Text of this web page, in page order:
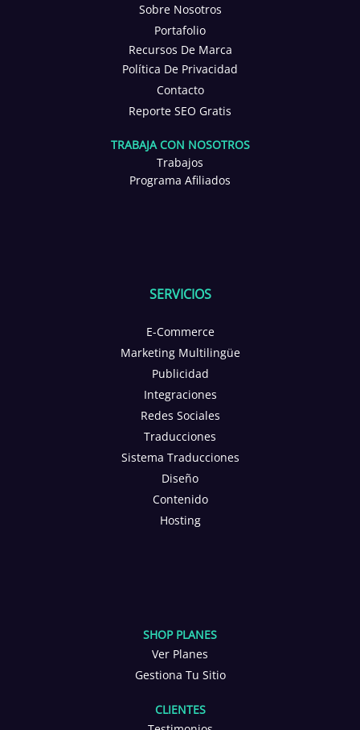
Sobre Nosotros
Portafolio
Recursos De Marca
Política De Privacidad
Contacto
Reporte SEO Gratis
TRABAJA CON NOSOTROS
Trabajos
Programa Afiliados
SERVICIOS
E-Commerce
Marketing Multilingüe
Publicidad
Integraciones
Redes Sociales
Traducciones
Sistema Traducciones
Diseño
Contenido
Hosting
SHOP PLANES
Ver Planes
Gestiona Tu Sitio
CLIENTES